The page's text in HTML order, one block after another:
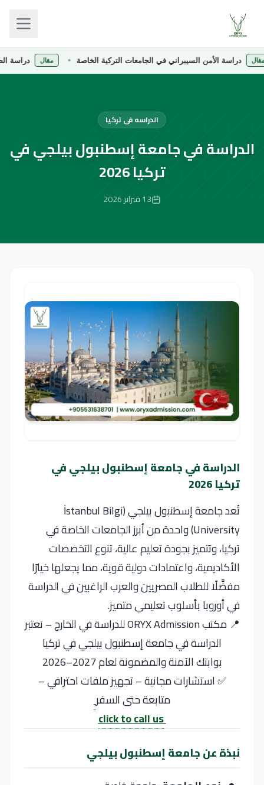
الأمن السيبراني في الجامعات التركية الخاصة مقال دراسة الصيدلة
الدراسه فى تركيا
الدراسة في جامعة إسطنبول بيلجي في
تركيا 2026
13 فبراير 2026
الدراسة في جامعة إسطنبول بيلجي في
تركيا 2026
تُعد جامعة إسطنبول بيلجي (İstanbul Bilgi
University) واحدة من أبرز الجامعات الخاصة في
تركيا، وتتميز بجودة تعليم عالية، تنوع التخصصات
الأكاديمية، واعتمادات دولية قوية، مما يجعلها خيارًا
مفضَّلًا للطلاب المصريين والعرب الراغبين في الدراسة
في أوروبا بأسلوب تعليمي متميز.
📍 مكتب ORYX Admission للدراسة في الخارج – تعتبر
الدراسة في جامعة إسطنبول بيلجي في تركيا
بوابتك الآمنة والمضمونة لعام 2027–2026
✅ استشارات مجانية – تجهيز ملفات احترافي –
متابعة حتى السفر
click to call us
نبذة عن جامعة إسطنبول بيلجي